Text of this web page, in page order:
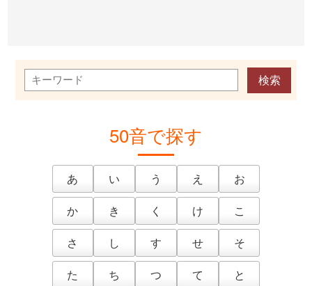
50音で探す
あ い う え
お
か
き く け
こ
さ
し す せ
そ
た
ち つ て
と